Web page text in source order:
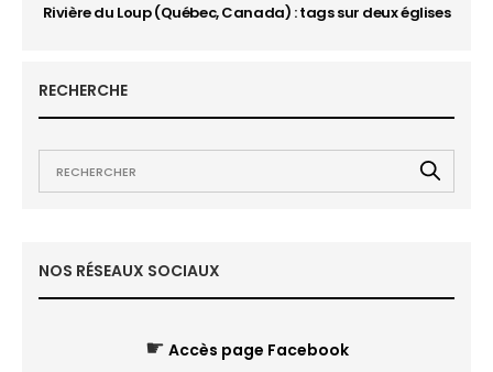
Rivière du Loup (Québec, Canada) : tags sur deux églises
RECHERCHE
NOS RÉSEAUX SOCIAUX
☛ Accès page Facebook